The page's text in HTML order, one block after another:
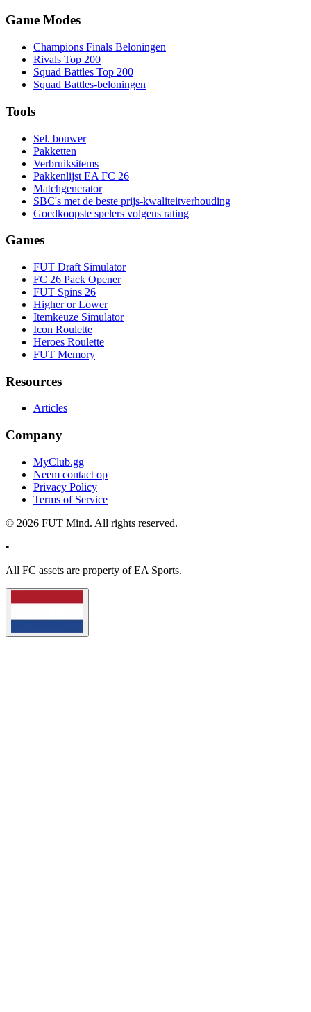
Game Modes
Champions Finals Beloningen
Rivals Top 200
Squad Battles Top 200
Squad Battles-beloningen
Tools
Sel. bouwer
Pakketten
Verbruiksitems
Pakkenlijst EA FC 26
Matchgenerator
SBC's met de beste prijs-kwaliteitverhouding
Goedkoopste spelers volgens rating
Games
FUT Draft Simulator
FC 26 Pack Opener
FUT Spins 26
Higher or Lower
Itemkeuze Simulator
Icon Roulette
Heroes Roulette
FUT Memory
Resources
Articles
Company
MyClub.gg
Neem contact op
Privacy Policy
Terms of Service
© 2026 FUT Mind. All rights reserved.
•
All FC assets are property of EA Sports.